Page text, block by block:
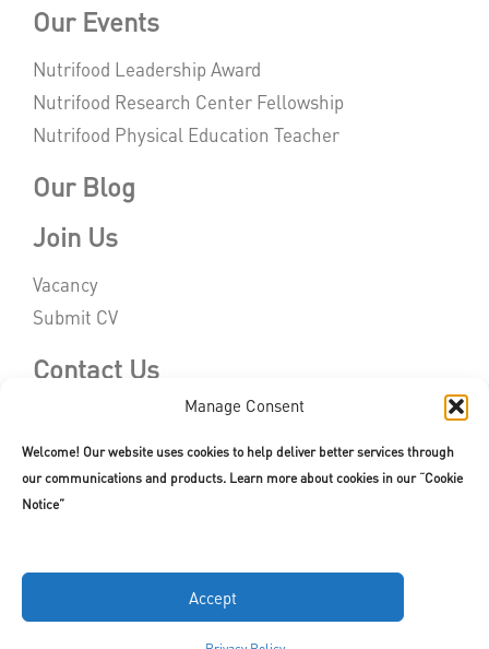
Manage Consent
Welcome! Our website uses cookies to help deliver better services through
our communications and products. Learn more about cookies in our “Cookie
Notice”
Accept
Our Events
Nutrifood Leadership Award
Nutrifood Research Center Fellowship
Nutrifood Physical Education Teacher
Our Blog
Join Us
Vacancy
Submit CV
Contact Us
Copyright © 2026. All rights reserved.